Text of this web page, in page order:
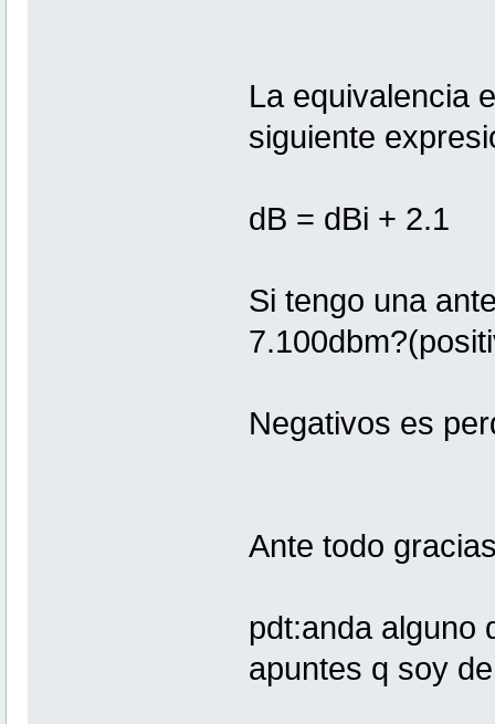
La equivalencia
siguiente
dB = dBi + 2.1
Si tengo una
Negativos es
Ante todo
pdt:anda alguno
apuntes q soy